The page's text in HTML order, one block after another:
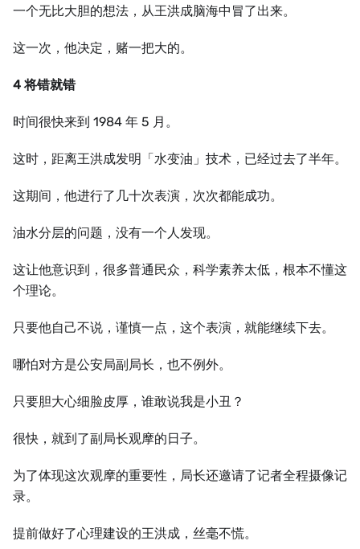
一个无比大胆的想法，从王洪成脑海中冒了出来。
这一次，他决定，赌一把大的。
4 将错就错
时间很快来到 1984 年 5 月。
这时，距离王洪成发明「水变油」技术，已经过去了半年。
这期间，他进行了几十次表演，次次都能成功。
油水分层的问题，没有一个人发现。
这让他意识到，很多普通民众，科学素养太低，根本不懂这
个理论。
只要他自己不说，谨慎一点，这个表演，就能继续下去。
哪怕对方是公安局副局长，也不例外。
只要胆大心细脸皮厚，谁敢说我是小丑？
很快，就到了副局长观摩的日子。
为了体现这次观摩的重要性，局长还邀请了记者全程摄像记
录。
提前做好了心理建设的王洪成，丝毫不慌。